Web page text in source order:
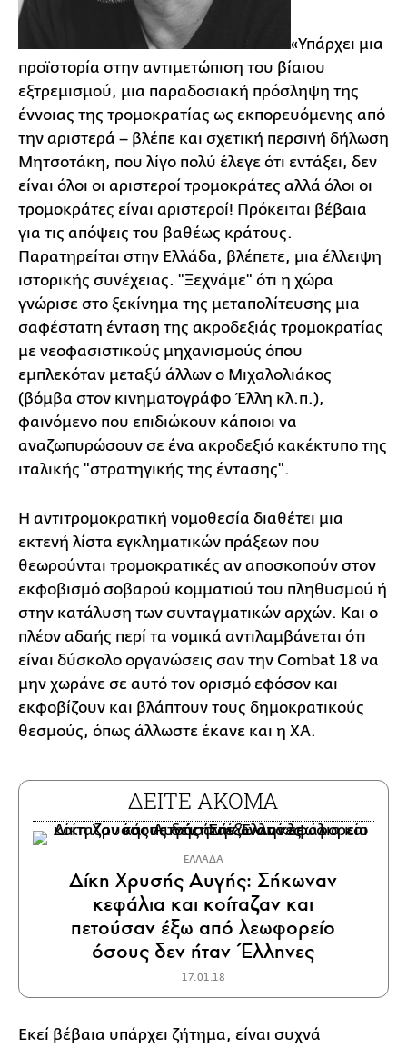
«Υπάρχει μια
προϊστορία στην αντιμετώπιση του βίαιου
εξτρεμισμού, μια παραδοσιακή πρόσληψη της
έννοιας της τρομοκρατίας ως εκπορευόμενης από
την αριστερά – βλέπε και σχετική περσινή δήλωση
Μητσοτάκη, που λίγο πολύ έλεγε ότι εντάξει, δεν
είναι όλοι οι αριστεροί τρομοκράτες αλλά όλοι οι
τρομοκράτες είναι αριστεροί! Πρόκειται βέβαια
για τις απόψεις του βαθέως κράτους.
Παρατηρείται στην Ελλάδα, βλέπετε, μια έλλειψη
ιστορικής συνέχειας. "Ξεχνάμε" ότι η χώρα
γνώρισε στο ξεκίνημα της μεταπολίτευσης μια
σαφέστατη ένταση της ακροδεξιάς τρομοκρατίας
με νεοφασιστικούς μηχανισμούς όπου
εμπλεκόταν μεταξύ άλλων ο Μιχαλολιάκος
(βόμβα στον κινηματογράφο Έλλη κλ.π.),
φαινόμενο που επιδιώκουν κάποιοι να
αναζωπυρώσουν σε ένα ακροδεξιό κακέκτυπο της
ιταλικής "στρατηγικής της έντασης".
Η αντιτρομοκρατική νομοθεσία διαθέτει μια
εκτενή λίστα εγκληματικών πράξεων που
θεωρούνται τρομοκρατικές αν αποσκοπούν στον
εκφοβισμό σοβαρού κομματιού του πληθυσμού ή
στην κατάλυση των συνταγματικών αρχών. Και ο
πλέον αδαής περί τα νομικά αντιλαμβάνεται ότι
είναι δύσκολο οργανώσεις σαν την Combat 18 να
μην χωράνε σε αυτό τον ορισμό εφόσον και
εκφοβίζουν και βλάπτουν τους δημοκρατικούς
θεσμούς, όπως άλλωστε έκανε και η ΧΑ.
ΔΕΙΤΕ ΑΚΟΜΑ
ΕΛΛΑΔΑ
Δίκη Χρυσής Αυγής: Σήκωναν
κεφάλια και κοίταζαν και
πετούσαν έξω από λεωφορείο
όσους δεν ήταν Έλληνες
17.01.18
Εκεί βέβαια υπάρχει ζήτημα, είναι συχνά